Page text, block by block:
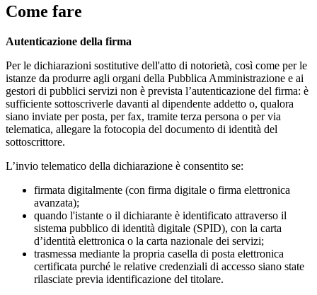
Come fare
Autenticazione della firma
Per le dichiarazioni sostitutive dell'atto di notorietà, così come per le
istanze da produrre agli organi della Pubblica Amministrazione e ai
gestori di pubblici servizi non è prevista l’autenticazione del firma: è
sufficiente sottoscriverle davanti al dipendente addetto o, qualora
siano inviate per posta, per fax, tramite terza persona o per via
telematica, allegare la fotocopia del documento di identità del
sottoscrittore.
L’invio telematico della dichiarazione è consentito se:
firmata digitalmente (con firma digitale o firma elettronica
avanzata);
quando l'istante o il dichiarante è identificato attraverso il
sistema pubblico di identità digitale (SPID), con la carta
d’identità elettronica o la carta nazionale dei servizi;
trasmessa mediante la propria casella di posta elettronica
certificata purché le relative credenziali di accesso siano state
rilasciate previa identificazione del titolare.